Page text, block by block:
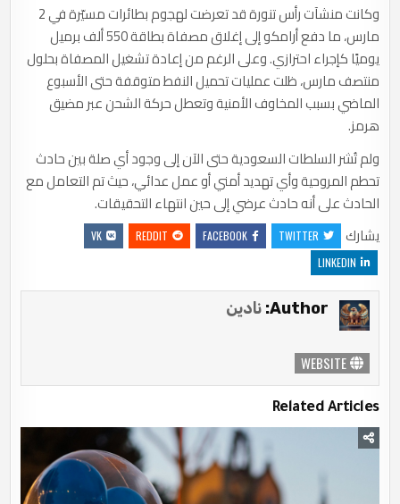
وكانت منشآت رأس تنورة قد تعرضت لهجوم بطائرات مسيّرة في 2
مارس، ما دفع أرامكو إلى إغلاق مصفاة بطاقة 550 ألف برميل
يوميًا كإجراء احترازي. وعلى الرغم من إعادة تشغيل المصفاة بحلول
منتصف مارس، ظلت عمليات تحميل النفط متوقفة حتى الأسبوع
الماضي بسبب المخاوف الأمنية وتعطل حركة الشحن عبر مضيق
هرمز.
ولم تُشر السلطات السعودية حتى الآن إلى وجود أي صلة بين حادث
تحطم المروحية وأي تهديد أمني أو عمل عدائي، حيث تم التعامل مع
الحادث على أنه حادث عرضي إلى حين انتهاء التحقيقات.
يشارك
TWITTER
FACEBOOK
REDDIT
VK
LINKEDIN
Author: نادين
WEBSITE
Related Articles